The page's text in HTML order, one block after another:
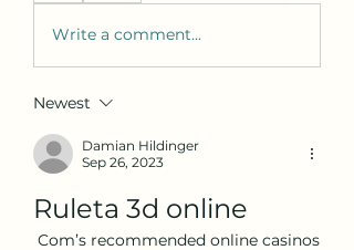
Write a comment...
Newest
Damian Hildinger
Sep 26, 2023
Ruleta 3d online